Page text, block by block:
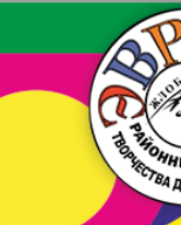
Skip to main content